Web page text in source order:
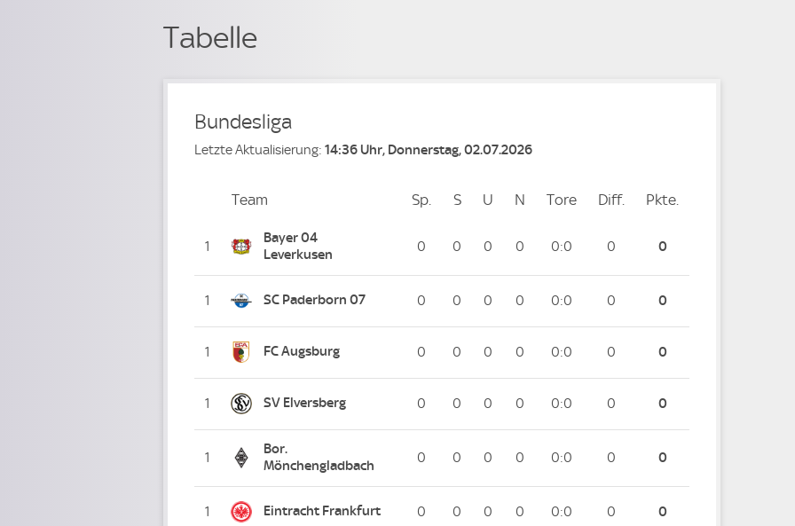
Tabelle
Bundesliga
Letzte Aktualisierung: 14:36 Uhr, Donnerstag, 02.07.2026
PlatzTeam Sp. Spiele
SSiege
U Unentschieden
N Niederlagen
Tore ToreDiff. Differenz
Pkte.
1
Bayer 04
Leverkusen
0 0 0 0 0:0 0 0
1 SC Paderborn 07 0 0 0 0 0:0 0 0
1 FC Augsburg 0 0 0 0 0:0 0 0
1 SV Elversberg 0 0 0 0 0:0 0 0
1
Bor.
Mönchengladbach
0 0 0 0 0:0 0 0
1 Eintracht Frankfurt 0 0 0 0 0:0 0 0